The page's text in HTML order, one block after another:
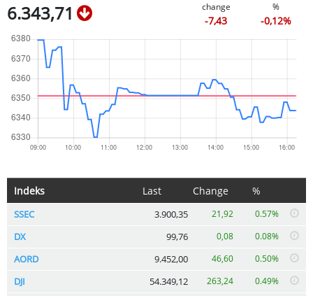
6.343,71 change
-7,43
%
-0,12%
Indeks Last Change %
SSEC 3.900,35 21,92 0.57%
DX 99,76 0,08 0.08%
AORD 9.452,00 46,60 0.50%
DJI 54.349,12 263,24 0.49%